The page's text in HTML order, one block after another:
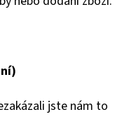
jste nám to